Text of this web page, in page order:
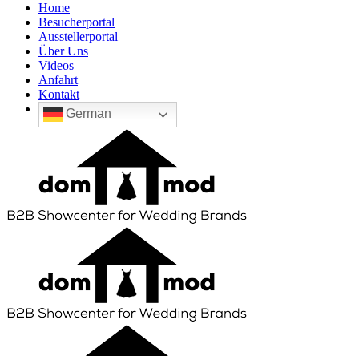
Home
Besucherportal
Ausstellerportal
Über Uns
Videos
Anfahrt
Kontakt
German